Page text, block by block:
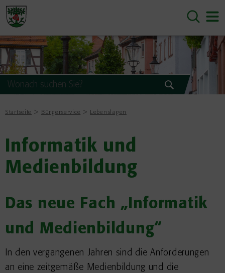
Startseite Bürgerservice Lebenslagen
Informatik und
Medienbildung
Das neue Fach „Informatik
und Medienbildung“
In den vergangenen Jahren sind die Anforderungen
an eine zeitgemäße Medienbildung und die